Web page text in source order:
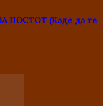
ПОСТОТ (Каде да те